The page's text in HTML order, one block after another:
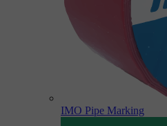
IMO Pipe Marking